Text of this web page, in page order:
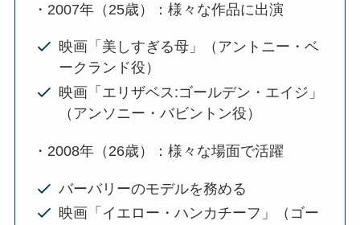
・2007年（25歳）：様々な作品に出演
映画「美しすぎる母」（アントニー・ベ
ークランド役）
映画「エリザベス:ゴールデン・エイジ」
（アンソニー・バビントン役）
・2008年（26歳）：様々な場面で活躍
バーバリーのモデルを務める
映画「イエロー・ハンカチーフ」（ゴー